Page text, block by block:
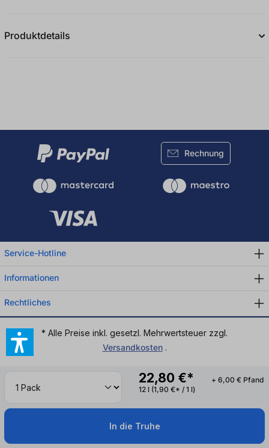
22,80 €*
+ 6,00 € Pfand
12 l (1,90 €* / 1 l)
In die Truhe
Produktdetails
Rechnung
Service-Hotline
Informationen
Rechtliches
* Alle Preise inkl. gesetzl. Mehrwertsteuer zzgl.
Versandkosten.